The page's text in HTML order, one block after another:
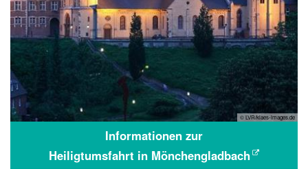
© LVR/klaes-images.de
Informationen zur
Heiligtumsfahrt in Mönchengladbach